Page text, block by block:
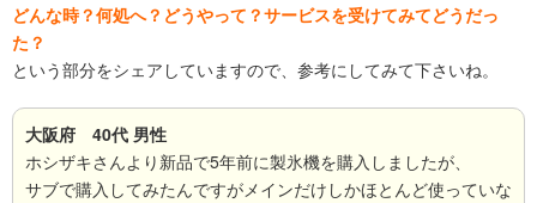
どんな時？何処へ？どうやって？サービスを受けてみてどうだっ
た？
という部分をシェアしていますので、参考にしてみて下さいね。
大阪府 40代 男性
ホシザキさんより新品で5年前に製氷機を購入しましたが、
サブで購入してみたんですがメインだけしかほとんど使っていな